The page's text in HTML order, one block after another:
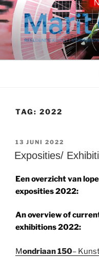
Ga
naar
de
inhoud
TAG: 2022
GEPLAATST
OP
13 JUNI 2022
Exposities/
Een overzicht van
exposities 2022:
An overview of
exhibitions 2022:
Mondriaan 150–